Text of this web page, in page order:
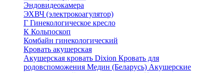
Эндовидеокамера
ЭХВЧ (электрокоагулятор)
Г Гинекологическое кресло
К Кольпоскоп
Комбайн гинекологический
Кровать акушерская
Акушерская кровать Dixion Кровать для
родовспоможения Медин (Беларусь) Акушерские